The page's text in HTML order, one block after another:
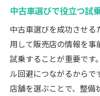
中古車選びで役立つ試
中古車選びを成功させ
用して販売店の情報を
試乗することが重要です
ル回避につながるからで
店舗を選ぶことで、整備